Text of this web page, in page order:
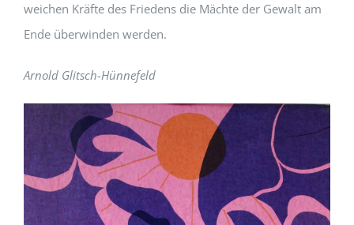
weichen Kräfte des Friedens die Mächte der Gewalt am
Ende überwinden werden.
Arnold Glitsch-Hünnefeld